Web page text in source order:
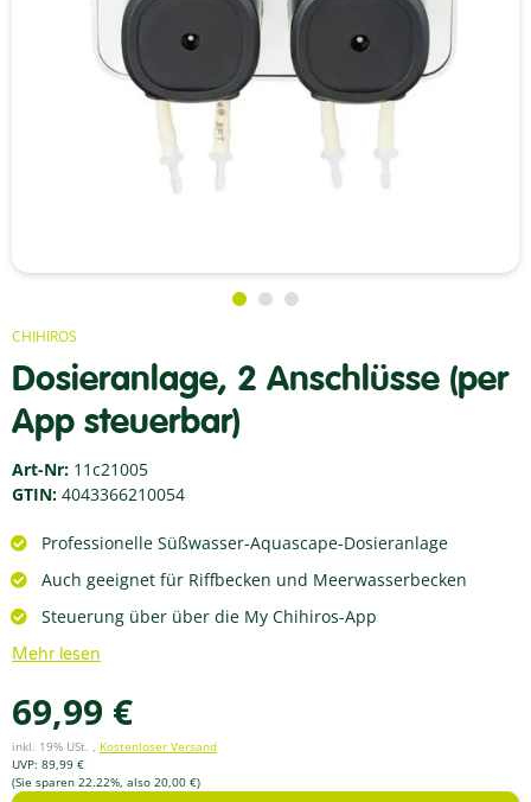
CHIHIROS
Dosieranlage, 2 Anschlüsse (per
App steuerbar)
Art-Nr: 11c21005
GTIN: 4043366210054
Professionelle Süßwasser-Aquascape-Dosieranlage
Auch geeignet für Riffbecken und Meerwasserbecken
Steuerung über über die My Chihiros-App
Mehr lesen
69,99 €
inkl. 19% USt. , Kostenloser Versand
UVP: 89,99 €
(Sie sparen 22.22%, also 20,00 €)